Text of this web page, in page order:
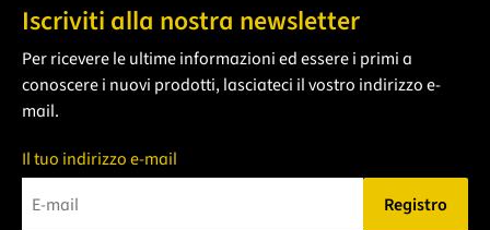
Iscriviti alla nostra newsletter
Per ricevere le ultime informazioni ed essere i primi a
conoscere i nuovi prodotti, lasciateci il vostro indirizzo e-
mail.
Il tuo indirizzo e-mail
Registro